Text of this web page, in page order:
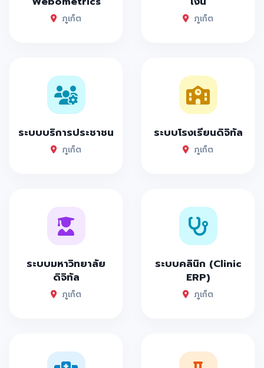
ภูเก็ต ภูเก็ต
ระบบบริการประชาชน
ภูเก็ต
ระบบโรงเรียนดิจิทัล
ภูเก็ต
ระบบมหาวิทยาลัย
ดิจิทัล
ภูเก็ต
ระบบคลินิก (Clinic
ERP)
ภูเก็ต